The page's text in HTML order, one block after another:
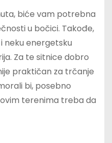
biće vam potrebna
u bočici. Takođe,
neku energetsku
Za te sitnice dobro
praktičan za trčanje
bi, posebno
terenima treba da